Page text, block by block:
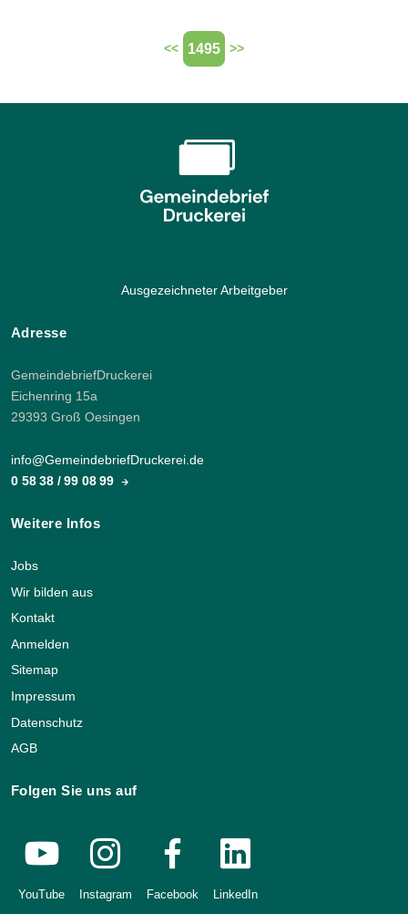
<< 1495 >>
Ausgezeichneter Arbeitgeber
Adresse
GemeindebriefDruckerei
Eichenring 15a
29393 Groß Oesingen
info@GemeindebriefDruckerei.de
0 58 38 / 99 08 99
Weitere Infos
Jobs
Wir bilden aus
Kontakt
Anmelden
Sitemap
Impressum
Datenschutz
AGB
Folgen Sie uns auf
YouTube Instagram Facebook LinkedIn